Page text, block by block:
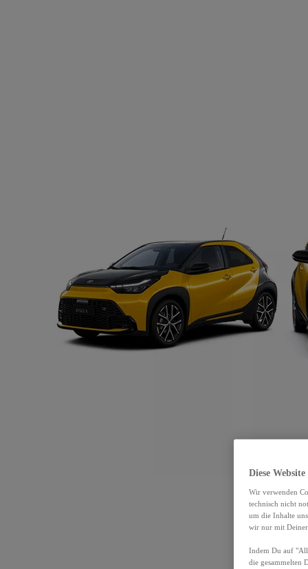
Diese
Wir verwenden
technisch nicht
um die Inhalte
wir nur mit
Indem Du auf
die gesammelten